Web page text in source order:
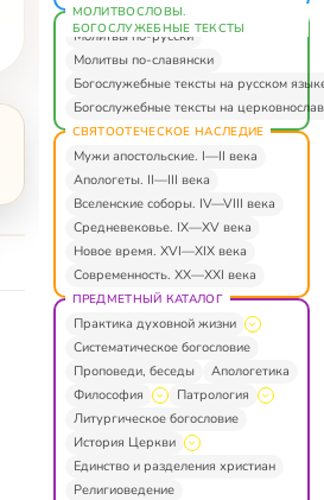
МОЛИТВОСЛОВЫ.
БОГОСЛУЖЕБНЫЕ ТЕКСТЫ
Молитвы по-русски
Молитвы по-славянски
Богослужебные тексты на русском
Богослужебные тексты на
СВЯТООТЕЧЕСКОЕ НАСЛЕДИЕ
Мужи апостольские. I—II века
Апологеты. II—III века
Вселенские соборы. IV—VIII века
Средневековье. IX—XV века
Новое время. XVI—XIX века
Современность. XX—XXI века
ПРЕДМЕТНЫЙ КАТАЛОГ
Практика духовной жизни
Систематическое богословие
Проповеди, беседы
Апологетика
Философия
Патрология
Литургическое богословие
История Церкви
Единство и разделения христиан
Религиоведение